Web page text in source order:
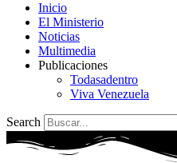
Inicio
El Ministerio
Noticias
Multimedia
Publicaciones
Todasadentro
Viva Venezuela
Search